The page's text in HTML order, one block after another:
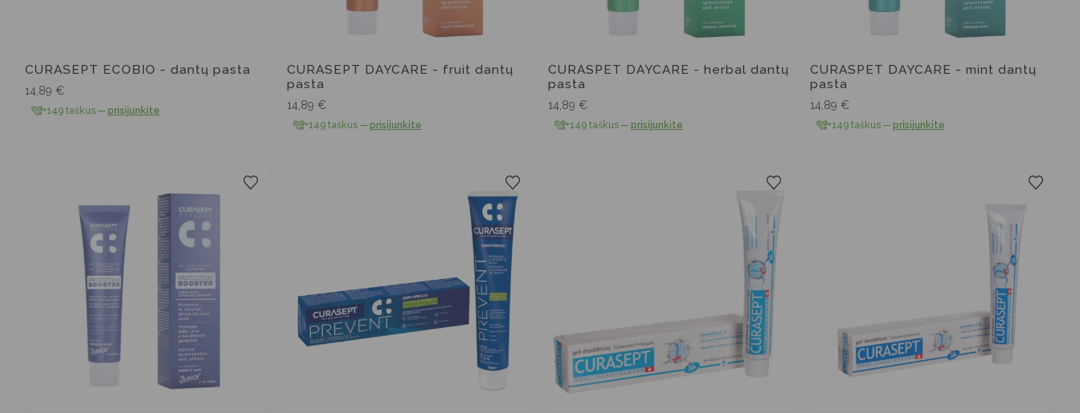
CURASEPT ECOBIO - dantų pasta
14,89 €
+149 taškus — prisijunkite
CURASEPT DAYCARE - fruit dantų
pasta
14,89 €
+149 taškus — prisijunkite
CURASPET DAYCARE - herbal dantų
pasta
14,89 €
+149 taškus — prisijunkite
CURASPET DAYCARE - mint dantų
pasta
14,89 €
+149 taškus — prisijunkite